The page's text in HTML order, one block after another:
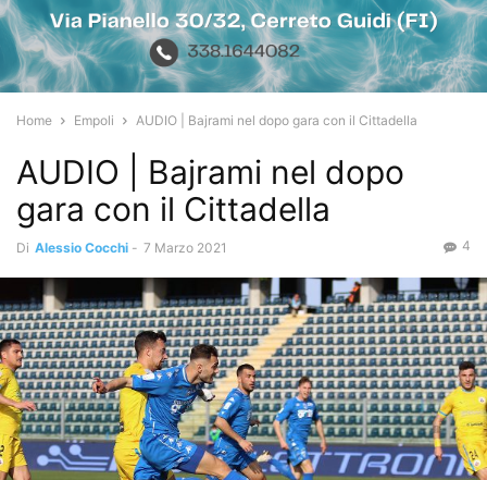
Home Empoli AUDIO | Bajrami nel dopo gara con il Cittadella
AUDIO | Bajrami nel dopo
gara con il Cittadella
Di Alessio Cocchi - 7 Marzo 2021 4